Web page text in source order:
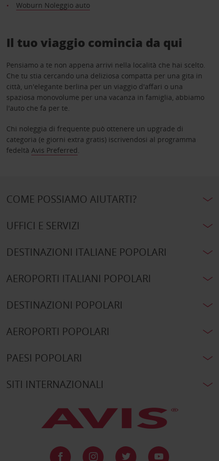
Woburn Noleggio auto
Il tuo viaggio comincia da qui
Pensiamo a te non appena arrivi nella località che hai scelto.
Che tu stia cercando una deliziosa compatta per una gita in
città, un'elegante berlina per un viaggio d'affari o una
spaziosa monovolume per una vacanza in famiglia, abbiamo
l'auto che fa per te.
Chi noleggia di frequente può ottenere un upgrade di
categoria (e giorni extra gratis) iscrivendosi al programma
fedeltà Avis Preferred.
COME POSSIAMO AIUTARTI?
UFFICI E SERVIZI
DESTINAZIONI ITALIANE POPOLARI
AEROPORTI ITALIANI POPOLARI
DESTINAZIONI POPOLARI
AEROPORTI POPOLARI
PAESI POPOLARI
SITI INTERNAZIONALI